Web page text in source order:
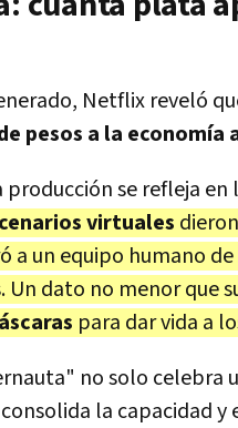
Netflix reveló
pesos a la economía
se refleja en
virtuales
a un equipo humano de
Un dato no menor que
para dar vida a
no solo
la capacidad